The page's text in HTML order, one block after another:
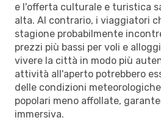
e l'offerta culturale e turistica
alta. Al contrario, i viaggiatori
stagione probabilmente
prezzi più bassi per voli e
vivere la città in modo più
attività all'aperto potrebbero
delle condizioni
popolari meno affollate,
immersiva.